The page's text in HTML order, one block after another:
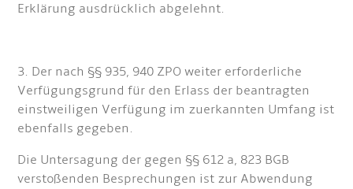
Erklärung ausdrücklich abgelehnt.
3. Der nach §§ 935, 940 ZPO weiter erforderliche
Verfügungsgrund für den Erlass der beantragten
einstweiligen Verfügung im zuerkannten Umfang ist
ebenfalls gegeben.
Die Untersagung der gegen §§ 612 a, 823 BGB
verstoßenden Besprechungen ist zur Abwendung